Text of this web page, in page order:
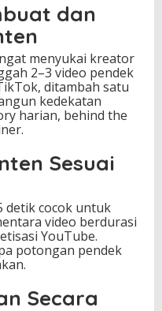
dan
menyukai kreator
2–3 video pendek
ditambah satu
kedekatan
harian, behind the
Sesuai
detik cocok untuk
video berdurasi
YouTube.
potongan pendek
Secara